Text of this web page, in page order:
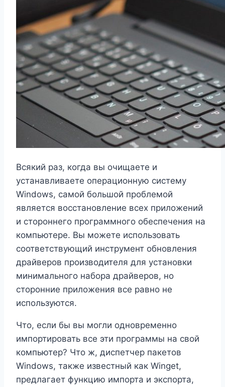
Всякий раз, когда вы очищаете и
устанавливаете операционную систему
Windows, самой большой проблемой
является восстановление всех приложений
и стороннего программного обеспечения на
компьютере. Вы можете использовать
соответствующий инструмент обновления
драйверов производителя для установки
минимального набора драйверов, но
сторонние приложения все равно не
используются.
Что, если бы вы могли одновременно
импортировать все эти программы на свой
компьютер? Что ж, диспетчер пакетов
Windows, также известный как Winget,
предлагает функцию импорта и экспорта,